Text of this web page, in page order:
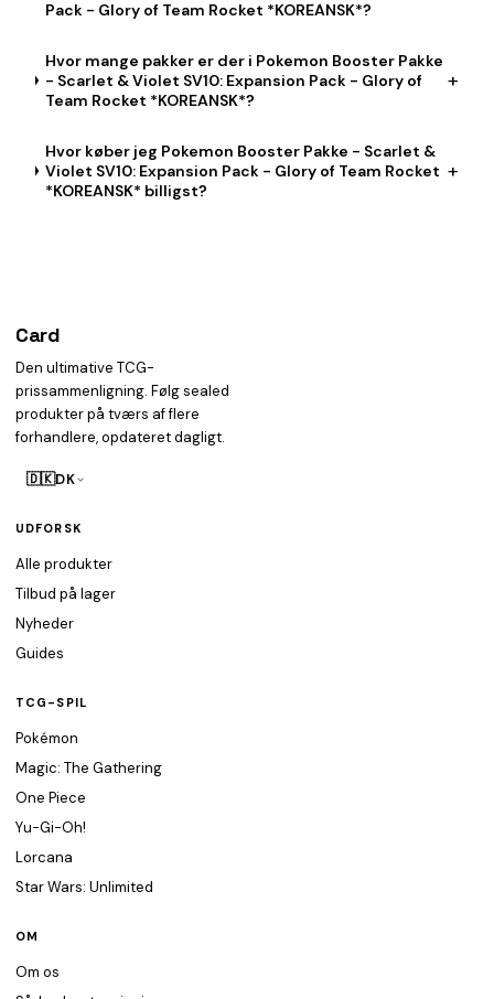
Pack - Glory of Team Rocket *KOREANSK*?
Hvor mange pakker er der i Pokemon Booster Pakke
- Scarlet & Violet SV10: Expansion Pack - Glory of
Team Rocket *KOREANSK*?
+
Hvor køber jeg Pokemon Booster Pakke - Scarlet &
Violet SV10: Expansion Pack - Glory of Team Rocket
*KOREANSK* billigst?
+
Card
Den ultimative TCG-
prissammenligning. Følg sealed
produkter på tværs af flere
forhandlere, opdateret dagligt.
🇩🇰DK
UDFORSK
Alle produkter
Tilbud på lager
Nyheder
Guides
TCG-SPIL
Pokémon
Magic: The Gathering
One Piece
Yu-Gi-Oh!
Lorcana
Star Wars: Unlimited
OM
Om os